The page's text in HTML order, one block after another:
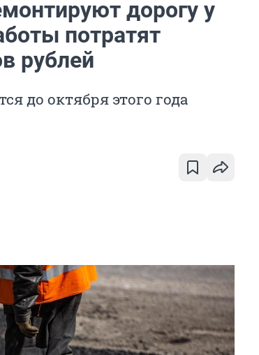
дорогу у
потратят
рублей
до октября этого года